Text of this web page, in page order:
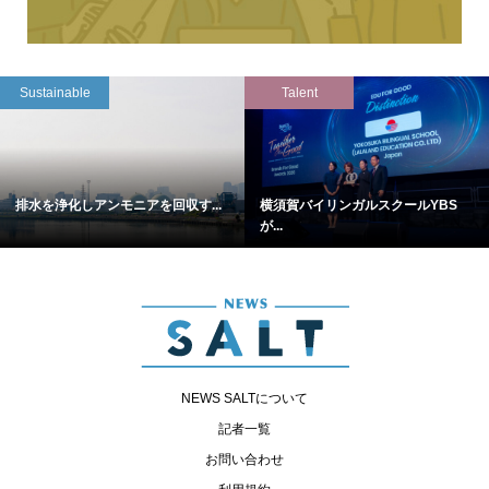
Sustainable
排水を浄化しアンモニアを回収す...
Talent
横須賀バイリンガルスクールYBS
が...
NEWS SALTについて
記者一覧
お問い合わせ